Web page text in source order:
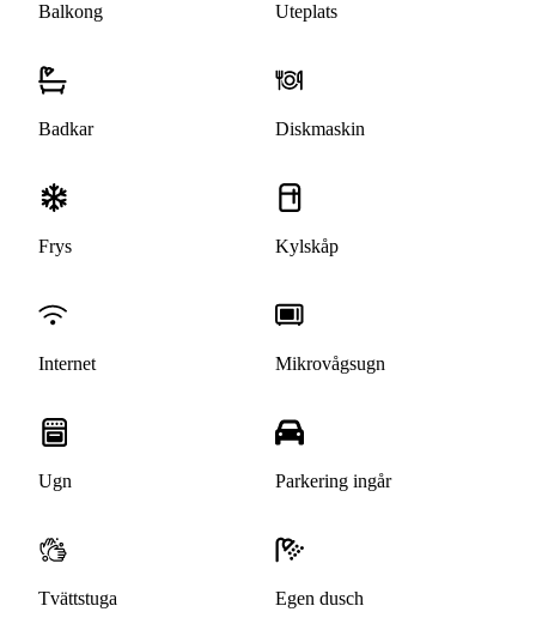
Balkong Uteplats
Badkar Diskmaskin
Frys Kylskåp
Internet Mikrovågsugn
Ugn Parkering ingår
Tvättstuga Egen dusch